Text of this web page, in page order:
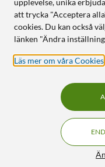
upplevelse, unika
att trycka "Acceptera
cookies. Du kan också
länken "Ändra
Läs mer om våra Cookies